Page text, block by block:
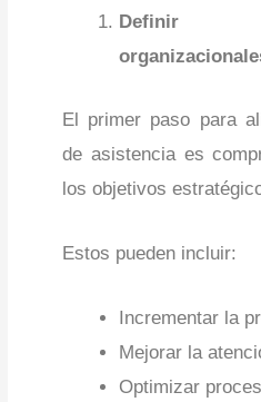
Definir
El primer paso para
de asistencia es
los objetivos
Estos pueden incluir:
Incrementar la
Mejorar la
Optimizar